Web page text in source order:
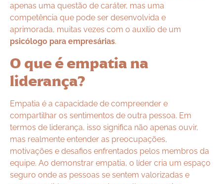
apenas uma questão de caráter, mas uma
competência que pode ser desenvolvida e
aprimorada, muitas vezes com o auxílio de um
psicólogo para empresárias.
O que é empatia na
liderança?
Empatia é a capacidade de compreender e
compartilhar os sentimentos de outra pessoa. Em
termos de liderança, isso significa não apenas ouvir,
mas realmente entender as preocupações,
motivações e desafios enfrentados pelos membros da
equipe. Ao demonstrar empatia, o líder cria um espaço
seguro onde as pessoas se sentem valorizadas e